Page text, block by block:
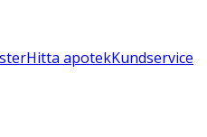
Hitta apotekKundservice